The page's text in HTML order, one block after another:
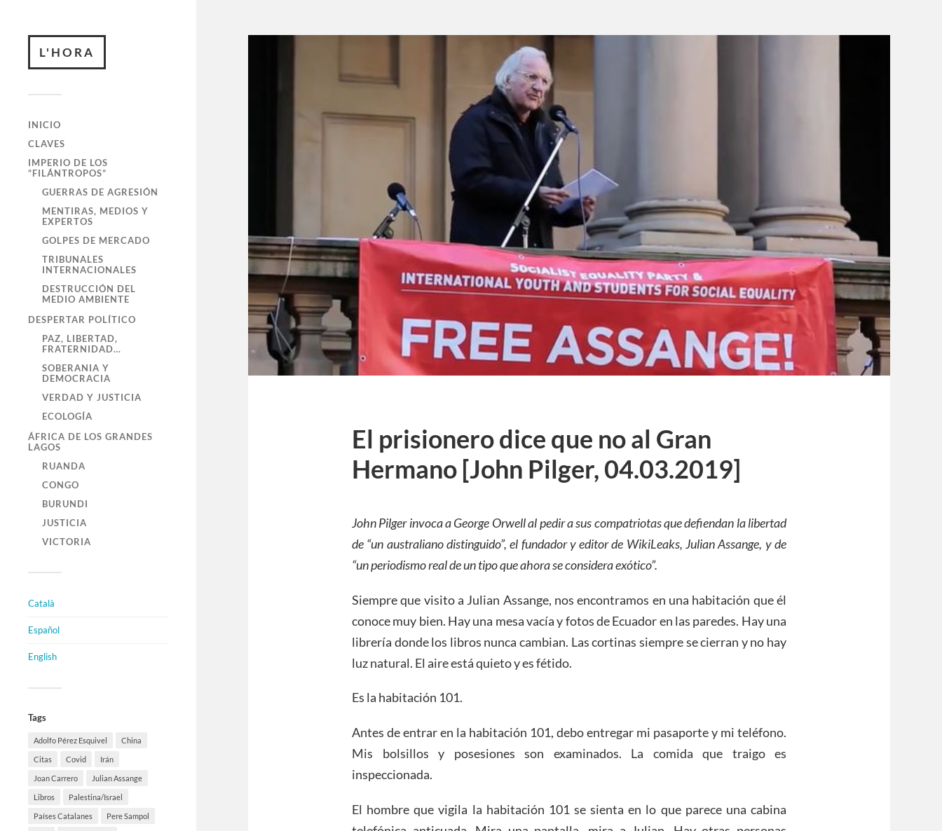
L'HORA
INICIO
CLAVES
IMPERIO DE LOS
“FILÁNTROPOS”
GUERRAS DE AGRESIÓN
MENTIRAS, MEDIOS Y
EXPERTOS
GOLPES DE MERCADO
TRIBUNALES
INTERNACIONALES
DESTRUCCIÓN DEL
MEDIO AMBIENTE
DESPERTAR POLÍTICO
PAZ, LIBERTAD,
FRATERNIDAD…
SOBERANIA Y
DEMOCRACIA
VERDAD Y JUSTICIA
ECOLOGÍA
ÁFRICA DE LOS GRANDES
LAGOS
RUANDA
CONGO
BURUNDI
JUSTICIA
VICTORIA
Català
Español
English
Tags
Adolfo Pérez Esquivel China
Citas Covid Irán
Joan Carrero Julian Assange
Libros Palestina/Israel
Países Catalanes Pere Sampol
El prisionero dice que no al Gran
Hermano [John Pilger, 04.03.2019]
John Pilger invoca a George Orwell al pedir a sus compatriotas que defiendan la libertad
de “un australiano distinguido”, el fundador y editor de WikiLeaks, Julian Assange, y de
“un periodismo real de un tipo que ahora se considera exótico”.
Siempre que visito a Julian Assange, nos encontramos en una habitación que él
conoce muy bien. Hay una mesa vacía y fotos de Ecuador en las paredes. Hay una
librería donde los libros nunca cambian. Las cortinas siempre se cierran y no hay
luz natural. El aire está quieto y es fétido.
Es la habitación 101.
Antes de entrar en la habitación 101, debo entregar mi pasaporte y mi teléfono.
Mis bolsillos y posesiones son examinados. La comida que traigo es
inspeccionada.
El hombre que vigila la habitación 101 se sienta en lo que parece una cabina